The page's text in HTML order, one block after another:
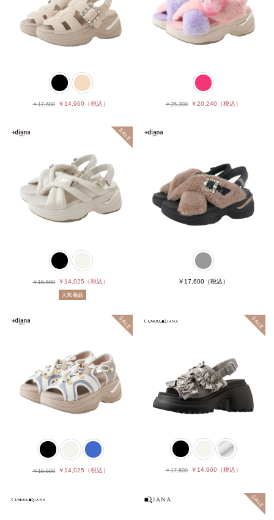
￥17,600 ￥14,960 （税込） ￥25,300 ￥20,240（税込）
￥16,500 ￥14,025 （税込） ￥17,600（税込）
￥16,500 ￥14,025 （税込） ￥17,600 ￥14,960（税込）